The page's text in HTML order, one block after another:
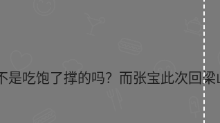
吃饱了撑的吗？而张宝此次回